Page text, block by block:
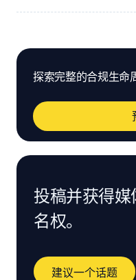
探索完整的合规生命
投稿并获得媒
名权。
建议一个话题